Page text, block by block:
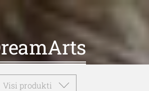
Visi produkti